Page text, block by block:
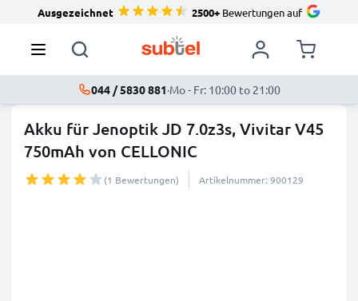
Ausgezeichnet 2500+Bewertungen auf
044 / 5830 881·Mo - Fr: 10:00 to 21:00
Akku für Jenoptik JD 7.0z3s, Vivitar V45
750mAh von CELLONIC
(1 Bewertungen) Artikelnummer: 900129